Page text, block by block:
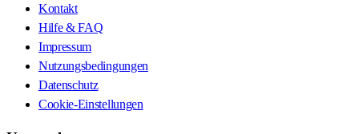
Kontakt
Hilfe & FAQ
Impressum
Nutzungsbedingungen
Datenschutz
Cookie-Einstellungen